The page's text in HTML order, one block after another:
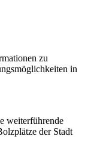
zu
in
weiterführende
der Stadt